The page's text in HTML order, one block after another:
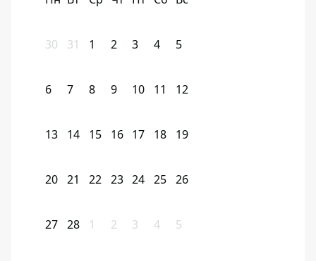
30 31 1 2 3 4 5
6 7 8 9 10 11 12
13 14 15 16 17 18 19
20 21 22 23 24 25 26
27 28 1 2 3 4 5